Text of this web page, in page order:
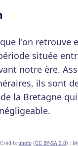
l'on retrouve
située
notre ère.
ils sont
la Bretagne
Crédits photo(CC BY-SA 3.0) :